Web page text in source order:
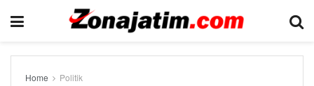
Home Politik